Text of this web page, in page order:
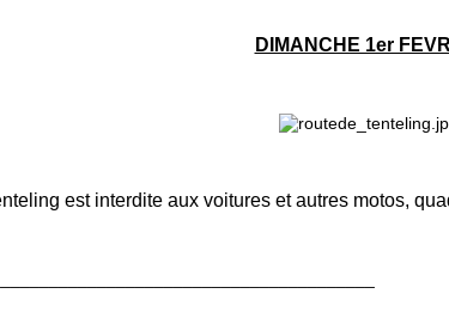
DIMANCHE 1er
est interdite aux voitures et autres motos,